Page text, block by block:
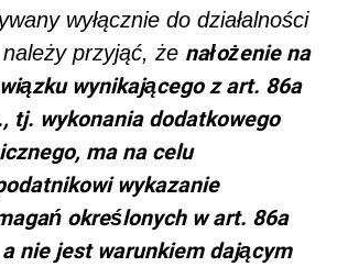
wyłącznie do działalności
przyjąć, że nałożenie na
wynikającego z art. 86a
tj. wykonania dodatkowego
ma na celu
wykazanie
określonych w art. 86a
nie jest warunkiem dającym